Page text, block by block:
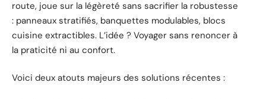
route, joue sur la légèreté sans sacrifier la robustesse
: panneaux stratifiés, banquettes modulables, blocs
cuisine extractibles. L’idée ? Voyager sans renoncer à
la praticité ni au confort.
Voici deux atouts majeurs des solutions récentes :